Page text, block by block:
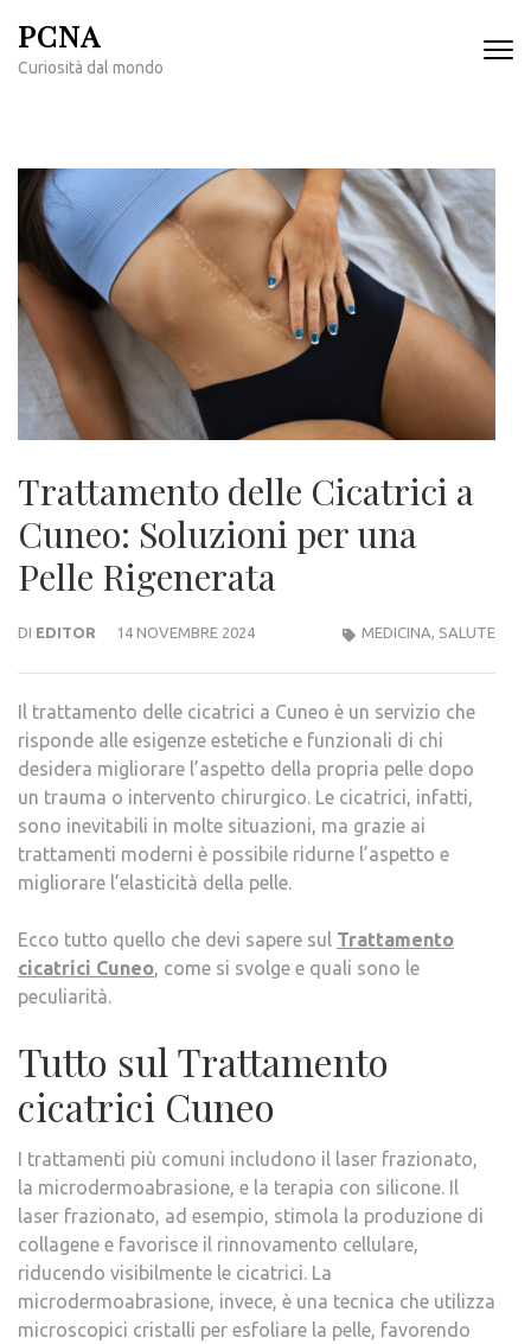
contenuto
PCNA
Curiosità dal mondo
Trattamento delle Cicatrici a
Cuneo: Soluzioni per una
Pelle Rigenerata
DI EDITOR 14 NOVEMBRE 2024 MEDICINA, SALUTE
Il trattamento delle cicatrici a Cuneo è un servizio che
risponde alle esigenze estetiche e funzionali di chi
desidera migliorare l’aspetto della propria pelle dopo
un trauma o intervento chirurgico. Le cicatrici, infatti,
sono inevitabili in molte situazioni, ma grazie ai
trattamenti moderni è possibile ridurne l’aspetto e
migliorare l’elasticità della pelle.
Ecco tutto quello che devi sapere sul Trattamento
cicatrici Cuneo, come si svolge e quali sono le
peculiarità.
Tutto sul Trattamento
cicatrici Cuneo
I trattamenti più comuni includono il laser frazionato,
la microdermoabrasione, e la terapia con silicone. Il
laser frazionato, ad esempio, stimola la produzione di
collagene e favorisce il rinnovamento cellulare,
riducendo visibilmente le cicatrici. La
microdermoabrasione, invece, è una tecnica che utilizza
microscopici cristalli per esfoliare la pelle, favorendo